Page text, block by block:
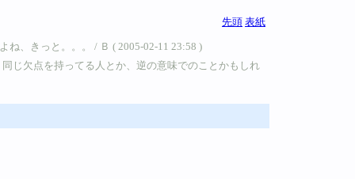
先頭 表紙
、きっと。。。 / Ｂ ( 2005-02-11 23:58 )
じ欠点を持ってる人とか、逆の意味でのことかもしれ